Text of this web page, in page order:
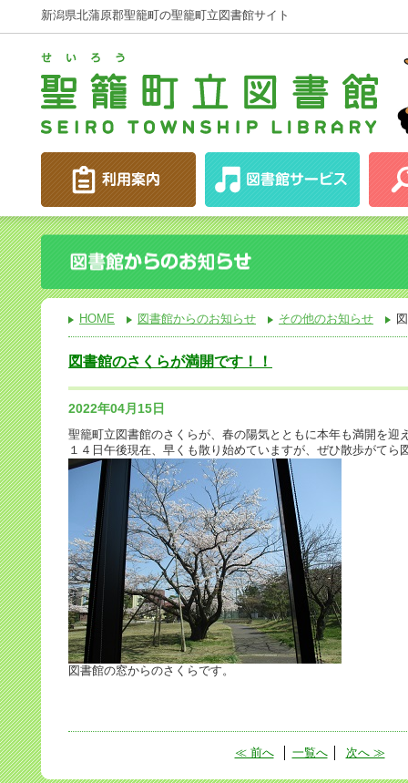
新潟県北蒲原郡聖籠町の聖籠町立図書館サイト
HOME 図書館からのお知らせ その他のお知らせ
図書館のさくらが満開です！！
2022年04月15日
聖籠町立図書館のさくらが、春の陽気とともに本年も満開を迎
１４日午後現在、早くも散り始めていますが、ぜひ散歩がてら
図書館の窓からのさくらです。
≪ 前へ│ 一覧へ│ 次へ ≫